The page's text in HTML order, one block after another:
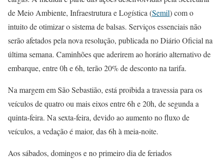
de Meio Ambiente, Infraestrutura e Logística (Semil) com o
intuito de otimizar o sistema de balsas. Serviços essenciais não
serão afetados pela nova resolução, publicada no Diário Oficial na
última semana. Caminhões que aderirem ao horário alternativo de
embarque, entre 0h e 6h, terão 20% de desconto na tarifa.
Na margem em São Sebastião, está proibida a travessia para os
veículos de quatro ou mais eixos entre 6h e 20h, de segunda a
quinta-feira. Na sexta-feira, devido ao aumento no fluxo de
veículos, a vedação é maior, das 6h à meia-noite.
Aos sábados, domingos e no primeiro dia de feriados